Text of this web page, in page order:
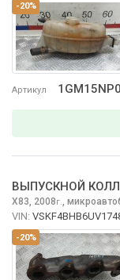
-20%
Артикул
-20%
ВЫПУСКНОЙ
X83, 2008г.
VIN: